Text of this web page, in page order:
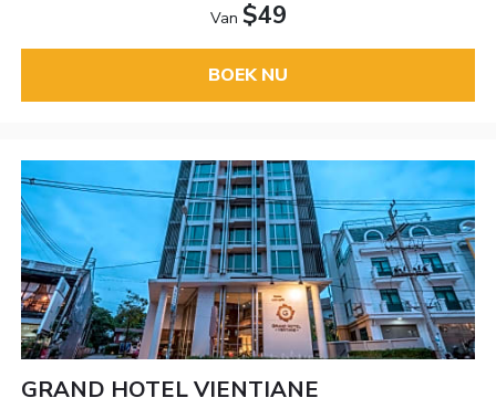
Van $49
BOEK NU
GRAND HOTEL VIENTIANE